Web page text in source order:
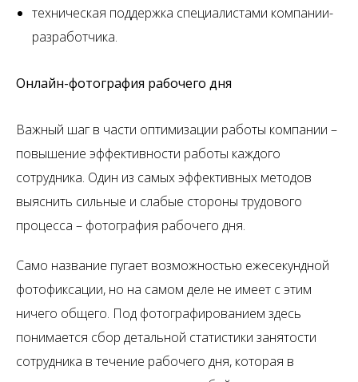
техническая поддержка специалистами компании-
разработчика.
Онлайн-фотография рабочего дня
Важный шаг в части оптимизации работы компании –
повышение эффективности работы каждого
сотрудника. Один из самых эффективных методов
выяснить сильные и слабые стороны трудового
процесса – фотография рабочего дня.
Само название пугает возможностью ежесекундной
фотофиксации, но на самом деле не имеет с этим
ничего общего. Под фотографированием здесь
понимается сбор детальной статистики занятости
сотрудника в течение рабочего дня, которая в